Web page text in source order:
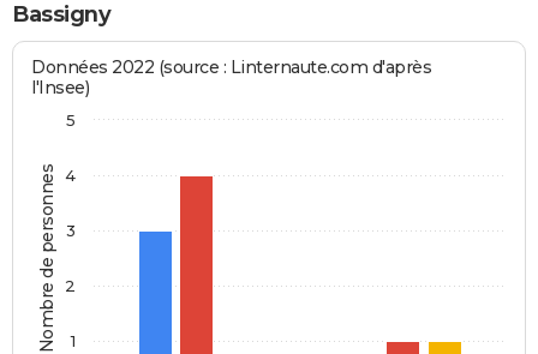
Bassigny
Nombre de personnes
Données 2022 (source : Linternaute.com d'après
l'Insee)
1
2
3
4
5